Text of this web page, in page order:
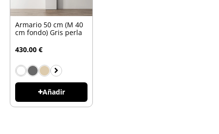
Armario 50 cm (M 40
cm fondo) Gris perla
430.00 €
Añadir